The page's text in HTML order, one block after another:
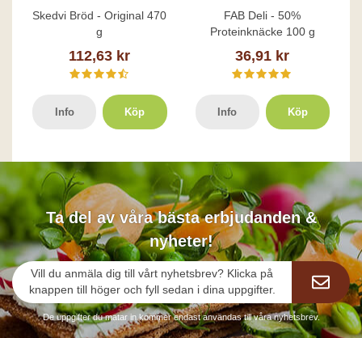
Skedvi Bröd - Original 470
g
112,63 kr
Info Köp
FAB Deli - 50%
Proteinknäcke 100 g
36,91 kr
Info Köp
Ta del av våra bästa erbjudanden &
nyheter!
Vill du anmäla dig till vårt nyhetsbrev? Klicka på
knappen till höger och fyll sedan i dina uppgifter.
De uppgifter du matar in kommer endast användas till våra nyhetsbrev.